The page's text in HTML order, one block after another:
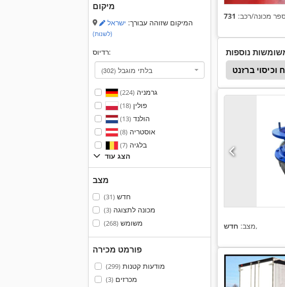
מיקום
המיקום שזוהה עבורך: ישראל
(לשנות)
רדיוס:
בלתי מוגבל (302)
גרמניה(224)
פולין(18)
הולנד(13)
אוסטריה(8)
בלגיה(7)
הצג עוד
מצב
חדש(31)
מכונה לתצוגה(3)
משומש(268)
פורמט מכירה
מודעות קטנות(299)
מכרזים(3)
מכונה/רכב: 731
נוספות
ברזנט
חגורה חגורה במתיחה הזרוע
מצב: חדש ,